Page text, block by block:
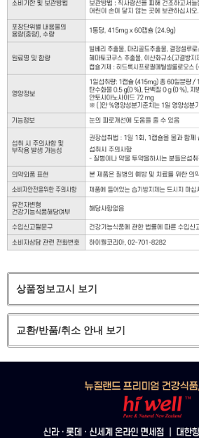
상품정보고시 보기
교환/반품/취소 안내 보기